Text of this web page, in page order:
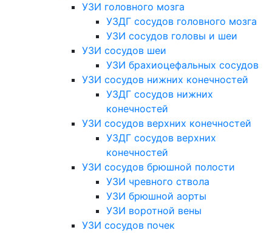
УЗИ головного мозга
УЗДГ сосудов головного мозга
УЗИ сосудов головы и шеи
УЗИ сосудов шеи
УЗИ брахиоцефальных сосудов
УЗИ сосудов нижних конечностей
УЗДГ сосудов нижних
конечностей
УЗИ сосудов верхних конечностей
УЗДГ сосудов верхних
конечностей
УЗИ сосудов брюшной полости
УЗИ чревного ствола
УЗИ брюшной аорты
УЗИ воротной вены
УЗИ сосудов почек